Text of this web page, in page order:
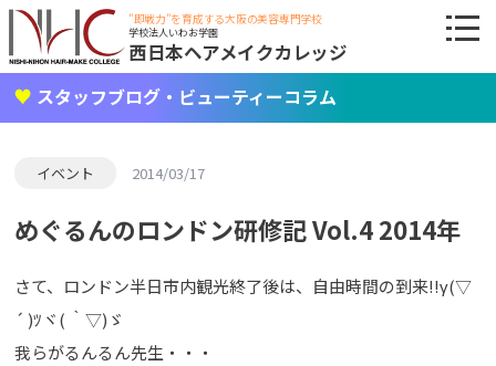
"即戦力"を育成する大阪の美容専門学校
学校法人いわお学園
西日本ヘアメイクカレッジ
スタッフブログ・ビューティーコラム
イベント 2014/03/17
めぐるんのロンドン研修記 Vol.4 2014年
さて、ロンドン半日市内観光終了後は、自由時間の到来!!γ(▽
´ )ﾂヾ( ｀▽)ゞ
我らがるんるん先生・・・